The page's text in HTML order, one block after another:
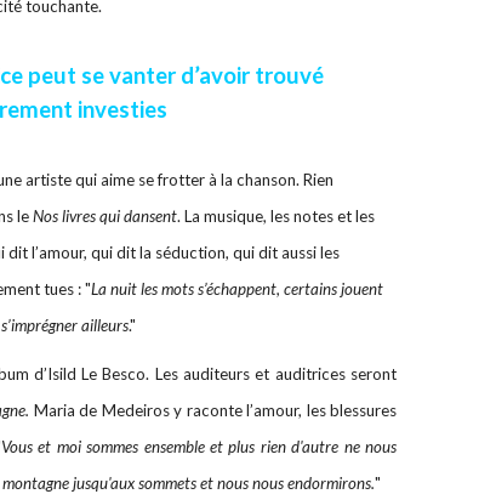
touchante.
peut se vanter d’avoir trouvé
investies
artiste qui aime se frotter à la chanson. Rien
leNos livres qui dansent. La musique, les notes et les
l’amour, qui dit la séduction, qui dit aussi les
tues : "La nuit les mots s’échappent, certains jouent
ailleurs."
d’Isild Le Besco. Les auditeurs et auditrices seront
Maria de Medeiros y raconte l’amour, les blessures
Vous et moi sommes ensemble et plus rien d'autre ne nous
jusqu'aux sommets et nous nous endormirons."